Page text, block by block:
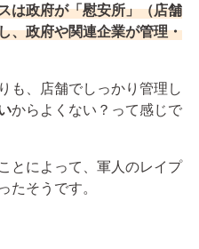
は政府が「慰安所」（店舗
、政府や関連企業が管理・
も、店舗でしっかり管理し
からよくない？って感じで
とによって、軍人のレイプ
たそうです。